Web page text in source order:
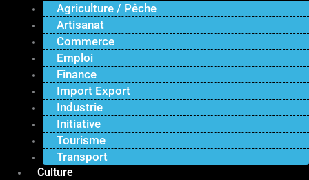
Agriculture / Pêche
Artisanat
Commerce
Emploi
Finance
Import Export
Industrie
Initiative
Tourisme
Transport
Culture